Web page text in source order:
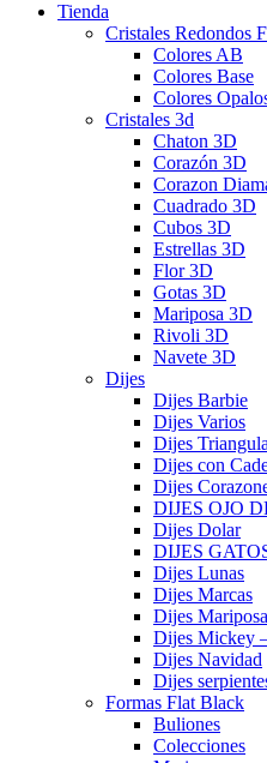
Tienda
Cristales Redondos
Colores AB
Colores Base
Colores
Cristales 3d
Chaton 3D
Corazón 3D
Corazon
Cuadrado 3D
Cubos 3D
Estrellas 3D
Flor 3D
Gotas 3D
Mariposa 3D
Rivoli 3D
Navete 3D
Dijes
Dijes Barbie
Dijes Varios
Dijes
Dijes con
Dijes
DIJES OJO
Dijes Dolar
DIJES
Dijes Lunas
Dijes Marcas
Dijes
Dijes Mickey
Dijes Navidad
Dijes
Formas Flat Black
Buliones
Colecciones